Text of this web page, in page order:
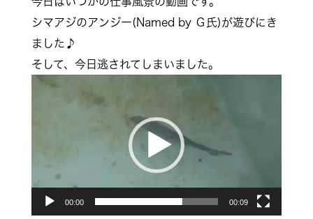
シマアジのアンジー(Named by Ｇ氏)が遊びにき
ました♪
そして、今日逃されてしまいました。
動
ヤ
00:00 00:09